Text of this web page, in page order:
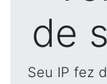
de
Seu IP fez